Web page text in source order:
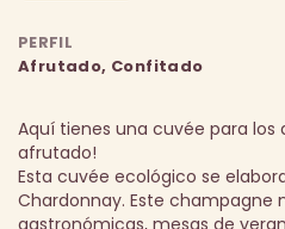
PERFIL
Afrutado, Confitado
Aquí tienes una cuvée para
afrutado!
Esta cuvée ecológico se
Chardonnay. Este champagne
gastronómicas, mesas de